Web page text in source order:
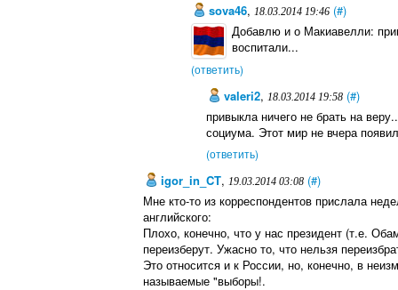
sova46, 18.03.2014 19:46 (#)
Добавлю и о Макиавелли:
воспитали...
(ответить)
valeri2, 18.03.2014 19:58 (#)
привыкла ничего не брать на
социума. Этот мир не вчера
(ответить)
igor_in_CT, 19.03.2014 03:08 (#)
Мне кто-то из корреспондентов прислала
английского:
Плохо, конечно, что у нас президент (т.е.
переизберут. Ужасно то, что нельзя
Это относится и к России, но, конечно, в
называемые "выборы!.